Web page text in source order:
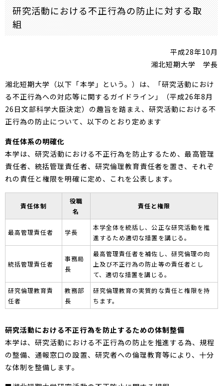
研究活動における不正行為の防止に対する取
組
平成28年10月
湘北短期大学 学長
湘北短期大学（以下「本学」という。）は、「研究活動におけ
る不正行為への対応等に関するガイドライン」（平成26年8月
26日文部科学大臣決定）の趣旨を踏まえ、研究活動における不
正行為の防止について、以下のとおり定めます
責任体系の明確化
本学は、研究活動における不正行為を防止するため、最高管理
責任者、統括管理責任者、研究倫理教育責任者を置き、それぞ
れの責任と権限を明確に定め、これを公表します。
責任体制
役職
名
責任と権限
最高管理責任者 学長
本学全体を統括し、公正な研究活動を推
進するため適切な措置を講じる。
統括管理責任者
事務局
長
最高管理責任者を補佐し、研究倫理の向
上及び不正行為の防止等の責任者とし
て、適切な措置を講じる。
研究倫理教育責
任者
教務部
長
研究倫理教育の実質的な責任と権限を持
ちます。
研究活動における不正行為を防止するための体制整備
本学は、研究活動における不正行為の防止を推進する為、規程
の整備、通報窓口の設置、研究者への倫理教育等により、十分
な体制を整備します。